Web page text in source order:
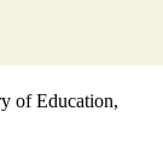
of Education,